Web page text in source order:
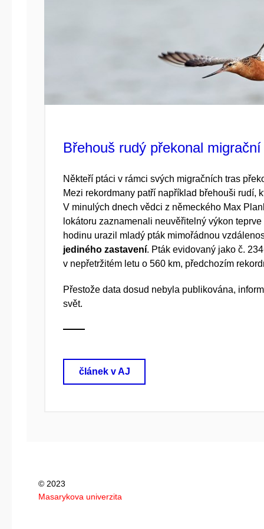
Břehouš rudý překonal
Někteří ptáci v rámci svých migračních tras
Mezi rekordmany patří například břehouši rudí,
V minulých dnech vědci z německého Max
lokátoru zaznamenali neuvěřitelný výkon
hodinu urazil mladý pták mimořádnou
jediného zastavení. Pták evidovaný jako č.
v nepřetržitém letu o 560 km, předchozím
Přestože data dosud nebyla publikována,
svět.
článek v AJ
© 2023
Masarykova univerzita